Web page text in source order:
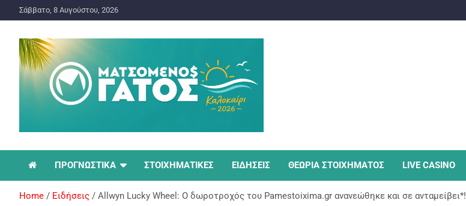
Σάββατο, 8 Αυγούστου, 2026
Ματσωμένος Γάτος –
Όλα για το Στοίχημα
ΠΡΟΓΝΩΣΤΙΚΑ ΣΤΟΙΧΗΜΑΤΙΚΕΣ ΕΙΔΗΣΕΙΣ ΘΕΩΡΙΑ ΣΤΟΙΧΗΜΑΤΟΣ LIVE CASINO
Home Ειδήσεις Allwyn Lucky Wheel: Ο δωροτροχός του Pamestoixima.gr ανανεώθηκε και σε ανταμείβει*!